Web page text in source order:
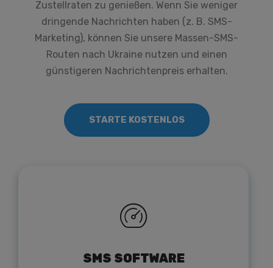
Zustellraten zu genießen. Wenn Sie weniger
dringende Nachrichten haben (z. B. SMS-
Marketing), können Sie unsere Massen-SMS-
Routen nach Ukraine nutzen und einen
günstigeren Nachrichtenpreis erhalten.
STARTE KOSTENLOS
SMS SOFTWARE